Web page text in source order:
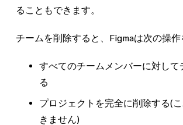
ることもできます。
チームを削除すると、Figmaは次の操作
すべてのチームメンバーに対して
る
プロジェクトを完全に削除する(
きません)